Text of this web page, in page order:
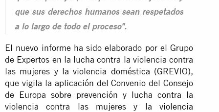
que sus derechos humanos sean respetados
a lo largo de todo el proceso".
El nuevo informe ha sido elaborado por el Grupo
de Expertos en la lucha contra la violencia contra
las mujeres y la violencia doméstica (GREVIO),
que vigila la aplicación del Convenio del Consejo
de Europa sobre prevención y lucha contra la
violencia contra las mujeres y la violencia